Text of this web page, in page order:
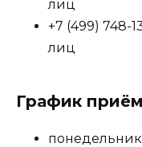
лиц
+7 (499) 748-
лиц
График